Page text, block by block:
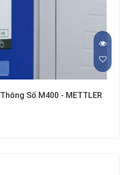
Số M400 - METTLER